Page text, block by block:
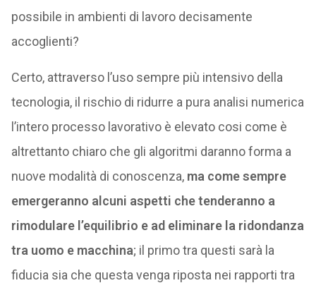
possibile in ambienti di lavoro decisamente
accoglienti?
Certo, attraverso l’uso sempre più intensivo della
tecnologia, il rischio di ridurre a pura analisi numerica
l’intero processo lavorativo è elevato cosi come è
altrettanto chiaro che gli algoritmi daranno forma a
nuove modalità di conoscenza, ma come sempre
emergeranno alcuni aspetti che tenderanno a
rimodulare l’equilibrio e ad eliminare la ridondanza
tra uomo e macchina; il primo tra questi sarà la
fiducia sia che questa venga riposta nei rapporti tra